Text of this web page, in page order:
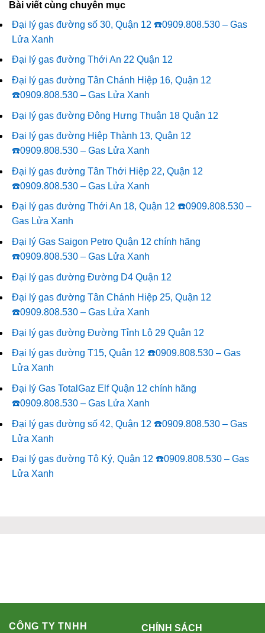
Bài viết cùng chuyên mục
Đại lý gas đường số 30, Quận 12 ☎️0909.808.530 – Gas
Lửa Xanh
Đại lý gas đường Thới An 22 Quận 12
Đại lý gas đường Tân Chánh Hiệp 16, Quận 12
☎️0909.808.530 – Gas Lửa Xanh
Đại lý gas đường Đông Hưng Thuận 18 Quận 12
Đại lý gas đường Hiệp Thành 13, Quận 12
☎️0909.808.530 – Gas Lửa Xanh
Đại lý gas đường Tân Thới Hiệp 22, Quận 12
☎️0909.808.530 – Gas Lửa Xanh
Đại lý gas đường Thới An 18, Quận 12 ☎️0909.808.530 –
Gas Lửa Xanh
Đại lý Gas Saigon Petro Quận 12 chính hãng
☎️0909.808.530 – Gas Lửa Xanh
Đại lý gas đường Đường D4 Quận 12
Đại lý gas đường Tân Chánh Hiệp 25, Quận 12
☎️0909.808.530 – Gas Lửa Xanh
Đại lý gas đường Đường Tỉnh Lộ 29 Quận 12
Đại lý gas đường T15, Quận 12 ☎️0909.808.530 – Gas
Lửa Xanh
Đại lý Gas TotalGaz Elf Quận 12 chính hãng
☎️0909.808.530 – Gas Lửa Xanh
Đại lý gas đường số 42, Quận 12 ☎️0909.808.530 – Gas
Lửa Xanh
Đại lý gas đường Tô Ký, Quận 12 ☎️0909.808.530 – Gas
Lửa Xanh
CÔNG TY TNHH
CHÍNH SÁCH